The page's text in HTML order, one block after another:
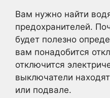
Вам нужно найти
предохранителей.
будет полезно
вам понадобится
отключится
выключатели
или подвале.